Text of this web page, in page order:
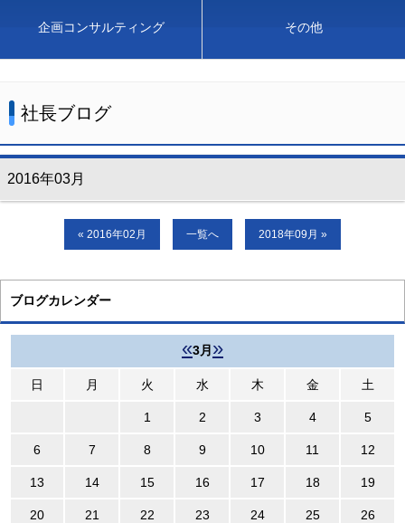
企画コンサルティング その他
社長ブログ
2016年03月
« 2016年02月 一覧へ 2018年09月 »
ブログカレンダー
«3月 »
日 月 火 水 木 金 土
1 2 3 4 5
6 7 8 9 10 11 12
13 14 15 16 17 18 19
20 21 22 23 24 25 26